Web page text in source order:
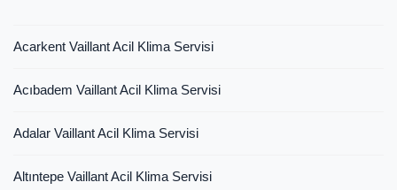
Acarkent Vaillant Acil Klima Servisi
Acıbadem Vaillant Acil Klima Servisi
Adalar Vaillant Acil Klima Servisi
Altıntepe Vaillant Acil Klima Servisi